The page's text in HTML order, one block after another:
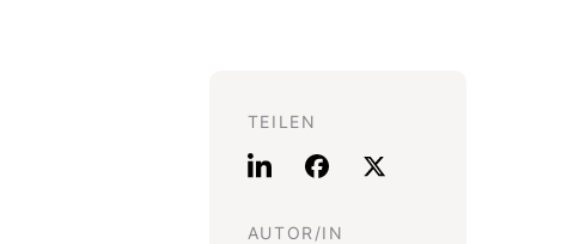
TEILEN
AUTOR/IN